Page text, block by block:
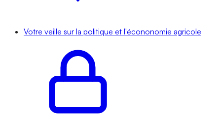
Votre veille sur la politique et l'écononomie agricole